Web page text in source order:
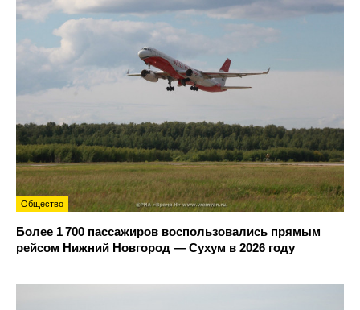
Общество
Более 1 700 пассажиров воспользовались прямым
рейсом Нижний Новгород — Сухум в 2026 году